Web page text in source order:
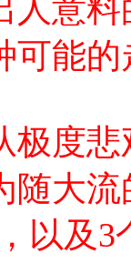
人意
可能的
极度
随大
以及